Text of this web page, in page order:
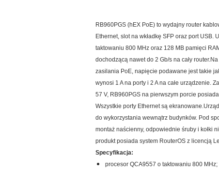
RB960PGS (hEX PoE) to wydajny router
Ethernet, slot na wkładkę SFP oraz port
taktowaniu 800 MHz oraz 128 MB pamięci
dochodzącą nawet do 2 Gb/s na cały router.
zasilania PoE, napięcie podawane jest takie
wynosi 1 A na porty i 2 A na całe urządzenie.
57 V, RB960PGS na pierwszym porcie
Wszystkie porty Ethernet są ekranowane.
do wykorzystania wewnątrz budynków. Pod
montaż naścienny, odpowiednie śruby i kołki
produkt posiada system RouterOS z licencją
Specyfikacja:
procesor QCA9557 o taktowaniu 800 MHz;